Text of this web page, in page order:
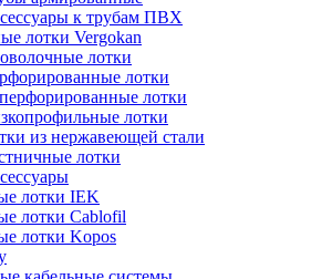
к трубам ПВХ
лотки Vergokan
лотки
лотки
лотки
лотки
из нержавеющей стали
лотки
лотки IEK
лотки Cablofil
лотки Kopos